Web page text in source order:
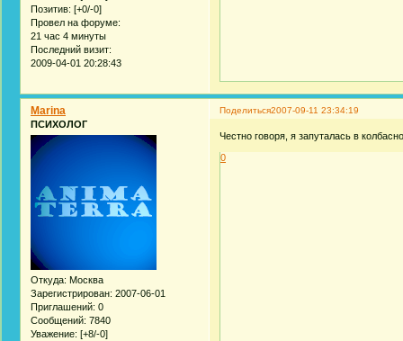
Позитив: [+0/-0]
Провел на форуме:
21 час 4 минуты
Последний визит:
2009-04-01 20:28:43
Поделиться2007-09-11 23:34:19
Marina
ПСИХОЛОГ
Откуда: Москва
Зарегистрирован: 2007-06-01
Приглашений: 0
Сообщений: 7840
Уважение: [+8/-0]
Честно говоря, я запуталась в
0